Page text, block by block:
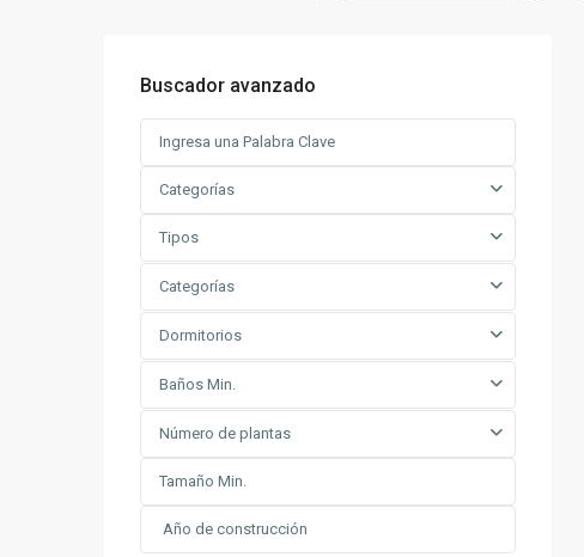
Buscador avanzado
Categorías
Tipos
Categorías
Dormitorios
Baños Min.
Número de plantas